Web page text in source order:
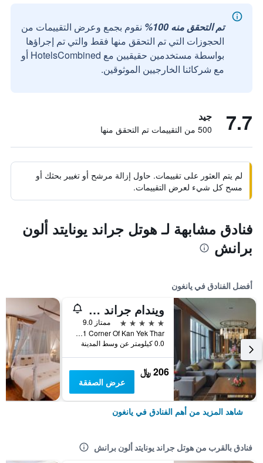
تم التحقق منه 100%
نقوم بجمع وعرض التقييمات من
الحجوزات التي تم التحقق منها فقط والتي تم إجراؤها
بواسطة مستخدمين حقيقيين مع HotelsCombined أو
مع شركائنا الخارجيين الموثوقين.
7.7 جيد
500 من التقييمات تم التحقق منها
لم يتم العثور على تقييمات. حاول إزالة مرشح أو تغيير بحثك أو
مسح كل شيء لعرض التقييمات.
فنادق مشابهة لـ هوتل جراند يونايتد ألون
برانش
أفضل الفنادق في يانغون
ويندام جراند يانجون هوتل
5 نجوم
ممتاز 9.0
No 11 Corner Of Kan Yek Thar, يانغون, ميانمار (بورما)
0.0 كيلومتر عن وسط المدينة
206 ﷼
عرض الصفقة
شاهد المزيد من أهم الفنادق في يانغون
فنادق بالقرب من هوتل جراند يونايتد ألون برانش